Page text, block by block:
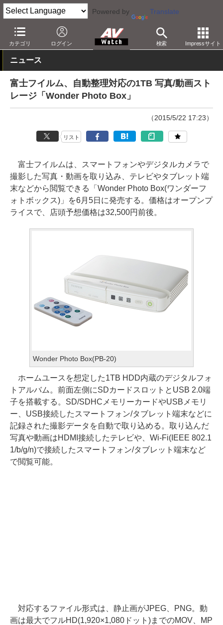
Powered by Translate
カテゴリ ログイン 検索 Impressサイト
AV Watch 製品 スマホアクセサリ
ニュース
富士フイルム、自動整理対応の1TB 写真/動画スト
レージ「Wonder Photo Box」
（2015/5/22 17:23）
リスト
富士フイルムは、スマートフォンやデジタルカメラで
撮影した写真・動画を取り込み、テレビやタブレット端
末などから閲覧できる「Wonder Photo Box(ワンダーフ
ォトボックス)」を6月5日に発売する。価格はオープンプ
ライスで、店頭予想価格は32,500円前後。
Wonder Photo Box(PB-20)
ホームユースを想定した1TB HDD内蔵のデジタルフォ
トアルバム。前面左側にSDカードスロットとUSB 2.0端
子を搭載する。SD/SDHCメモリーカードやUSBメモリ
ー、USB接続したスマートフォン/タブレット端末などに
記録された撮影データを自動で取り込める。取り込んだ
写真や動画はHDMI接続したテレビや、Wi-Fi(IEEE 802.1
1/b/g/n)で接続したスマートフォン/タブレット端末など
で閲覧可能。
対応するファイル形式は、静止画がJPEG、PNG。動
画は最大でフルHD(1,920×1,080ドット)までのMOV、MP